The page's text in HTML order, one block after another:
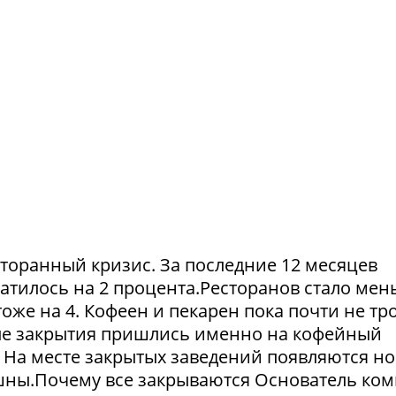
кризис. За последние 12 месяцев
на 2 процента.Ресторанов стало
на 4. Кофеен и пекарен пока почти не
закрытия пришлись именно на кофейный
месте закрытых заведений появляются
все закрываются Основатель